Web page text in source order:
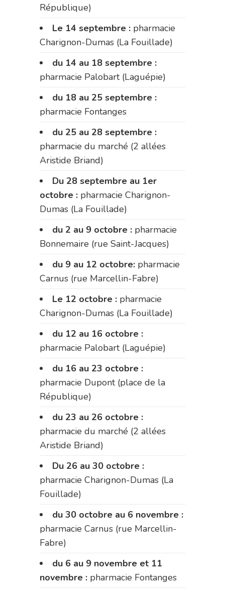
République)
Le 14 septembre : pharmacie
Charignon-Dumas (La Fouillade)
du 14 au 18 septembre :
pharmacie Palobart (Laguépie)
du 18 au 25 septembre :
pharmacie Fontanges
du 25 au 28 septembre :
pharmacie du marché (2 allées
Aristide Briand)
Du 28 septembre au 1er
octobre : pharmacie Charignon-
Dumas (La Fouillade)
du 2 au 9 octobre : pharmacie
Bonnemaire (rue Saint-Jacques)
du 9 au 12 octobre: pharmacie
Carnus (rue Marcellin-Fabre)
Le 12 octobre : pharmacie
Charignon-Dumas (La Fouillade)
du 12 au 16 octobre :
pharmacie Palobart (Laguépie)
du 16 au 23 octobre :
pharmacie Dupont (place de la
République)
du 23 au 26 octobre :
pharmacie du marché (2 allées
Aristide Briand)
Du 26 au 30 octobre :
pharmacie Charignon-Dumas (La
Fouillade)
du 30 octobre au 6 novembre :
pharmacie Carnus (rue Marcellin-
Fabre)
du 6 au 9 novembre et 11
novembre : pharmacie Fontanges